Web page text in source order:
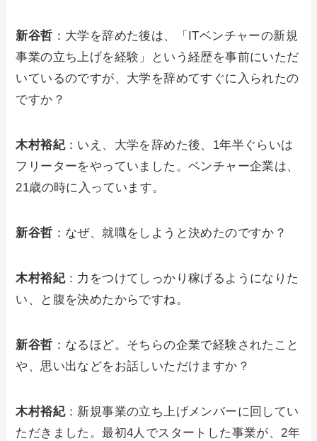
新谷哲 ：大学を辞めた後は、「ITベンチャーの新規
事業の立ち上げを経験」という経歴を事前にいただ
いているのですが、大学を辞めてすぐに入られたの
ですか？
木村裕紀：いえ、大学を辞めた後、1年半ぐらいは
フリーターをやっていました。ベンチャー企業は、
21歳の時に入っています。
新谷哲 ：なぜ、就職をしようと決めたのですか？
木村裕紀：力をつけてしっかり稼げるようになりた
い、と腹を決めたからですね。
新谷哲 ：なるほど。そちらの企業で経験されたこと
や、思い出などをお話しいただけますか？
木村裕紀：新規事業の立ち上げメンバーに回してい
ただきました。最初4人でスタートした事業が、2年